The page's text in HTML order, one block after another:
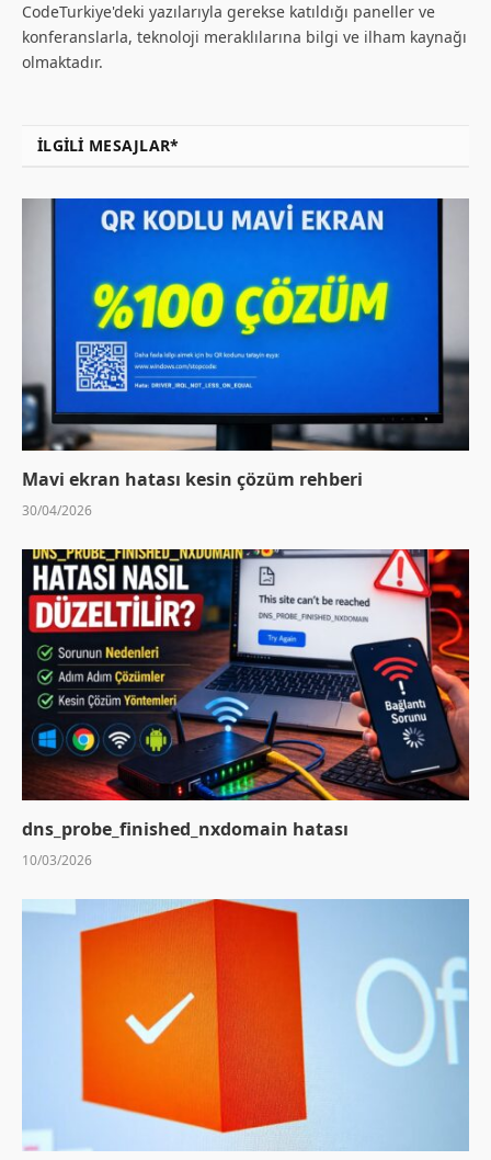
CodeTurkiye'deki yazılarıyla gerekse katıldığı paneller ve
konferanslarla, teknoloji meraklılarına bilgi ve ilham kaynağı
olmaktadır.
İLGILI MESAJLAR*
Mavi ekran hatası kesin çözüm rehberi
30/04/2026
dns_probe_finished_nxdomain hatası
10/03/2026